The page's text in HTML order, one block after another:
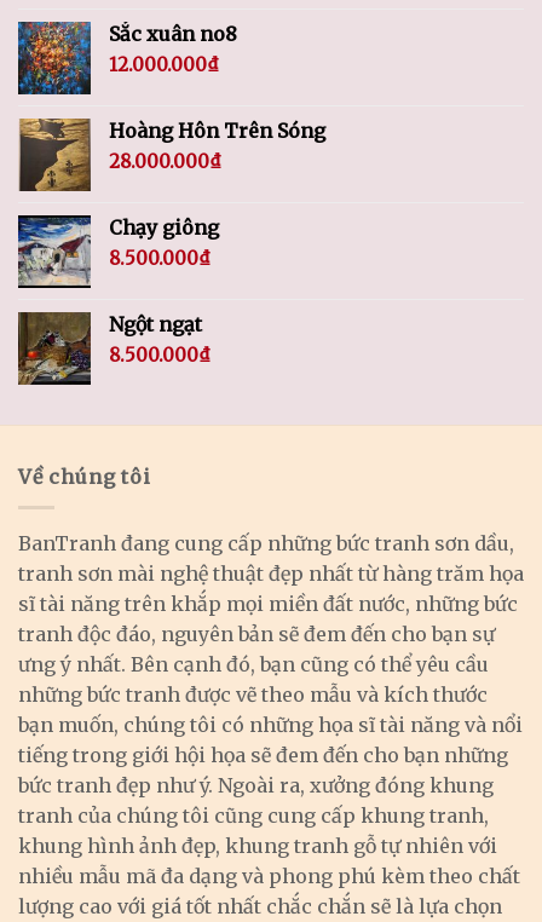
Sắc xuân no8
12.000.000₫
Hoàng Hôn Trên Sóng
28.000.000₫
Chạy giông
8.500.000₫
Ngột ngạt
8.500.000₫
Về chúng tôi
BanTranh đang cung cấp những bức tranh sơn dầu,
tranh sơn mài nghệ thuật đẹp nhất từ hàng trăm họa
sĩ tài năng trên khắp mọi miền đất nước, những bức
tranh độc đáo, nguyên bản sẽ đem đến cho bạn sự
ưng ý nhất. Bên cạnh đó, bạn cũng có thể yêu cầu
những bức tranh được vẽ theo mẫu và kích thước
bạn muốn, chúng tôi có những họa sĩ tài năng và nổi
tiếng trong giới hội họa sẽ đem đến cho bạn những
bức tranh đẹp như ý. Ngoài ra, xưởng đóng khung
tranh của chúng tôi cũng cung cấp khung tranh,
khung hình ảnh đẹp, khung tranh gỗ tự nhiên với
nhiều mẫu mã đa dạng và phong phú kèm theo chất
lượng cao với giá tốt nhất chắc chắn sẽ là lựa chọn